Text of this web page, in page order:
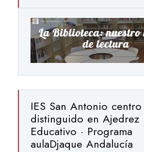
IES San Antonio centro
distinguido en Ajedrez
Educativo · Programa
aulaDjaque Andalucía